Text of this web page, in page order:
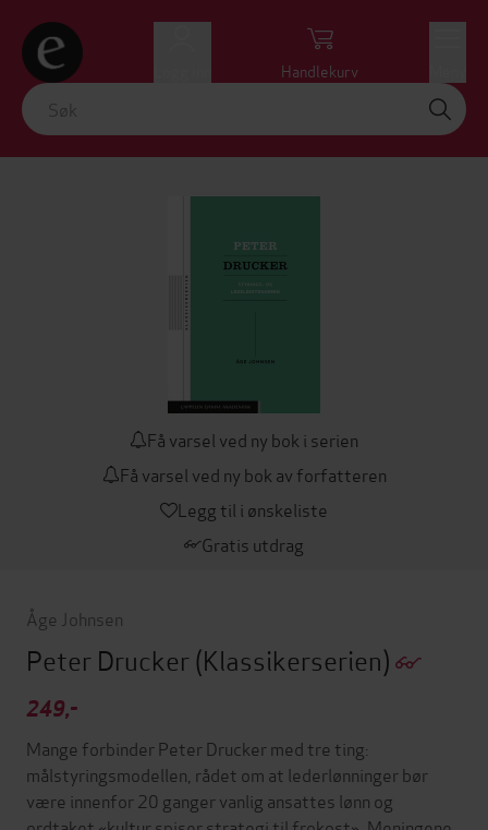
Handlekurv
Få varsel ved ny bok i serien
Få varsel ved ny bok av forfatteren
Legg til i ønskeliste
Gratis utdrag
Åge Johnsen
Peter Drucker(Klassikerserien)
249,-
Mange forbinder Peter Drucker med tre ting:
målstyringsmodellen, rådet om at lederlønninger bør
være innenfor 20 ganger vanlig ansattes lønn og